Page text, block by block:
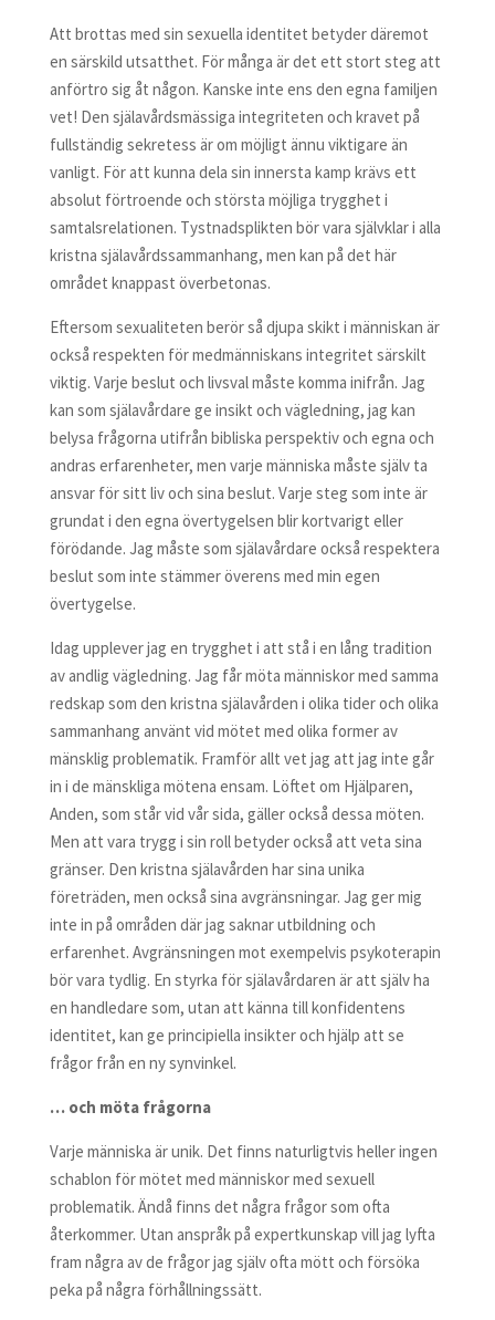
Att brottas med sin sexuella identitet betyder däremot
en särskild utsatthet. För många är det ett stort steg att
anförtro sig åt någon. Kanske inte ens den egna familjen
vet! Den själavårdsmässiga integriteten och kravet på
fullständig sekretess är om möjligt ännu viktigare än
vanligt. För att kunna dela sin innersta kamp krävs ett
absolut förtroende och största möjliga trygghet i
samtalsrelationen. Tystnadsplikten bör vara självklar i alla
kristna själavårdssammanhang, men kan på det här
området knappast överbetonas.
Eftersom sexualiteten berör så djupa skikt i människan är
också respekten för medmänniskans integritet särskilt
viktig. Varje beslut och livsval måste komma inifrån. Jag
kan som själavårdare ge insikt och vägledning, jag kan
belysa frågorna utifrån bibliska perspektiv och egna och
andras erfarenheter, men varje människa måste själv ta
ansvar för sitt liv och sina beslut. Varje steg som inte är
grundat i den egna övertygelsen blir kortvarigt eller
förödande. Jag måste som själavårdare också respektera
beslut som inte stämmer överens med min egen
övertygelse.
Idag upplever jag en trygghet i att stå i en lång tradition
av andlig vägledning. Jag får möta människor med samma
redskap som den kristna själavården i olika tider och olika
sammanhang använt vid mötet med olika former av
mänsklig problematik. Framför allt vet jag att jag inte går
in i de mänskliga mötena ensam. Löftet om Hjälparen,
Anden, som står vid vår sida, gäller också dessa möten.
Men att vara trygg i sin roll betyder också att veta sina
gränser. Den kristna själavården har sina unika
företräden, men också sina avgränsningar. Jag ger mig
inte in på områden där jag saknar utbildning och
erfarenhet. Avgränsningen mot exempelvis psykoterapin
bör vara tydlig. En styrka för själavårdaren är att själv ha
en handledare som, utan att känna till konfidentens
identitet, kan ge principiella insikter och hjälp att se
frågor från en ny synvinkel.
… och möta frågorna
Varje människa är unik. Det finns naturligtvis heller ingen
schablon för mötet med människor med sexuell
problematik. Ändå finns det några frågor som ofta
återkommer. Utan anspråk på expertkunskap vill jag lyfta
fram några av de frågor jag själv ofta mött och försöka
peka på några förhållningssätt.